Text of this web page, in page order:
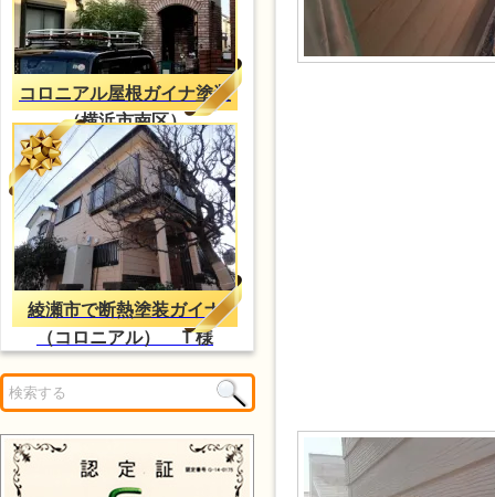
コロニアル屋根ガイナ塗装
（横浜市南区）
綾瀬市で断熱塗装ガイナ
（コロニアル） Ｔ様